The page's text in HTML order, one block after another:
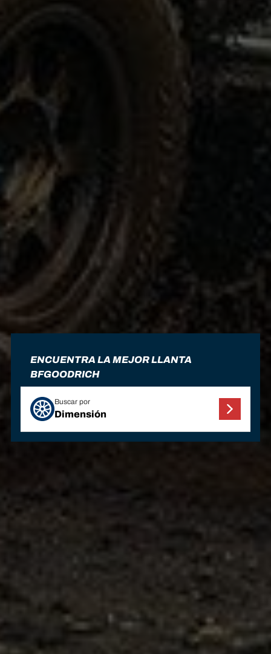
ENCUENTRA LA MEJOR LLANTA
BFGOODRICH
Buscar por
Dimensión